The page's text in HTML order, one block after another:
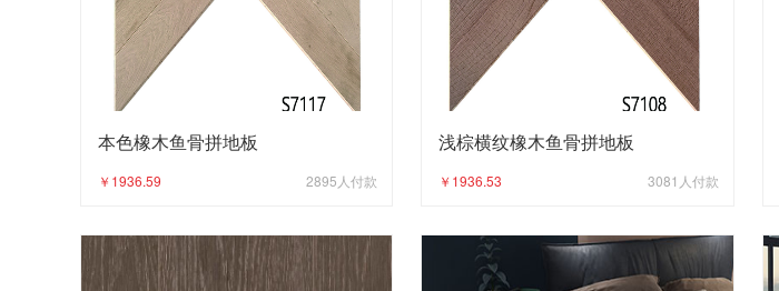
本色橡木鱼骨拼地板
￥1936.59 2895 人付款
浅棕横纹橡木鱼骨拼地板
￥1936.53 3081 人付款